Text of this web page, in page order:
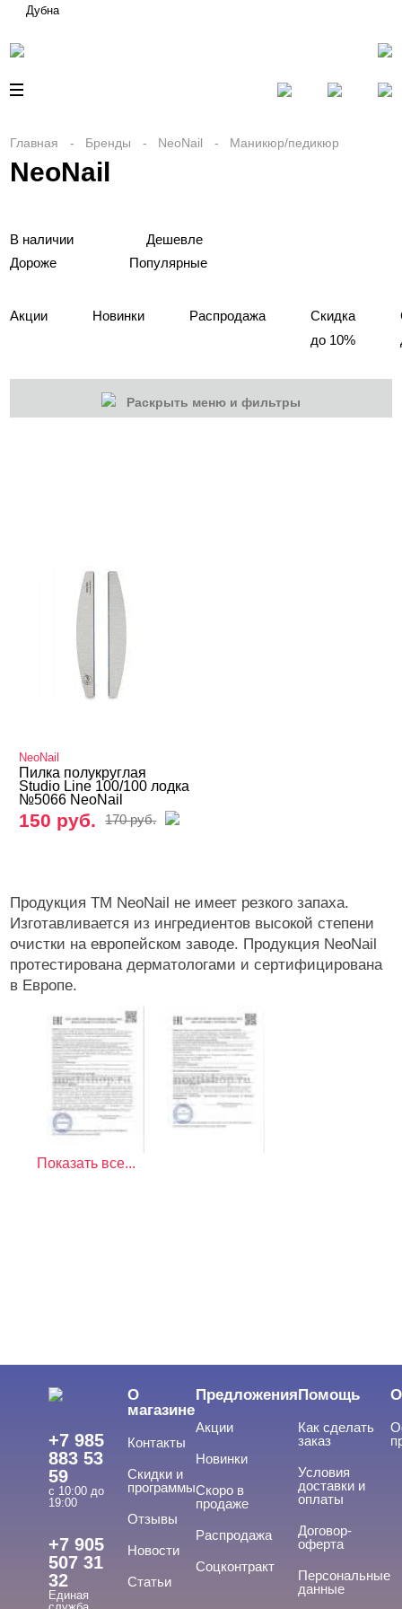
Дубна
Главная Бренды NeoNail Маникюр/педикюр
NeoNail
В наличии
Дешевле
Дороже
Популярные
Акции Новинки Распродажа
Скидка
до 10%
Раскрыть меню и фильтры
NeoNail
Пилка полукруглая
Studio Line 100/100 лодка
№5066 NeoNail
150 руб. 170 руб.
Продукция ТМ NeoNail не имеет резкого запаха.
Изготавливается из ингредиентов высокой степени
очистки на европейском заводе. Продукция NeoNail
протестирована дерматологами и сертифицирована
в Европе.
Показать все...
+7 985
883 53
59
с 10:00 до
19:00
+7 905
507 31
32
Единая
О
магазине
Контакты
Скидки и
программы
Отзывы
Новости
Статьи
Предложения
Акции
Новинки
Скоро в
продаже
Распродажа
Соцконтракт
Помощь
Как сделать
заказ
Условия
доставки и
оплаты
Договор-
оферта
Персональные
данные